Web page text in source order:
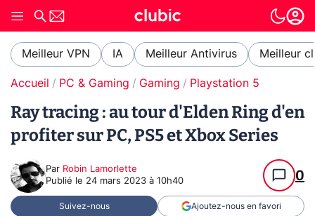
Meilleur VPN IA Meilleur Antivirus Meilleur
Accueil PC & Gaming Gaming Playstation 5
Ray tracing : au tour d'Elden Ring d'en
profiter sur PC, PS5 et Xbox Series
Par Robin Lamorlette
Publié le 24 mars 2023 à 10h40 0
Suivez-nous Ajoutez-nous en favori